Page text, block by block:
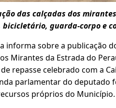
das calçadas dos
guarda-corpo e
informa sobre a publicação
Mirantes da Estrada do
repasse celebrado com a
parlamentar do deputado
próprios do Município.